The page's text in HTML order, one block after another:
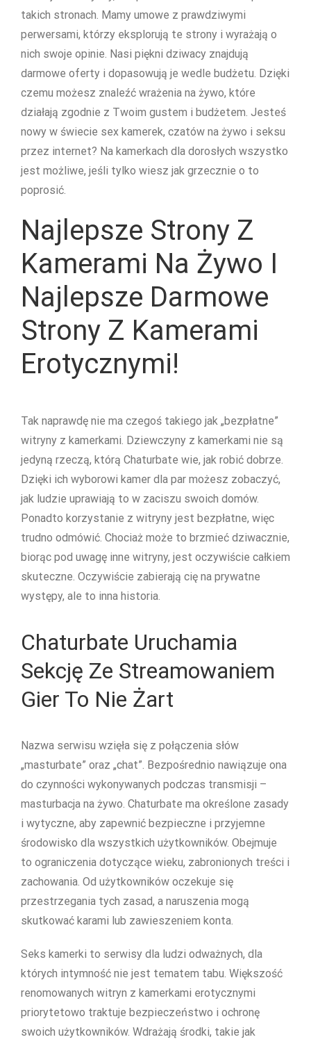
takich stronach. Mamy umowe z prawdziwymi
perwersami, którzy eksplorują te strony i wyrażają o
nich swoje opinie. Nasi piękni dziwacy znajdują
darmowe oferty i dopasowują je wedle budżetu. Dzięki
czemu możesz znaleźć wrażenia na żywo, które
działają zgodnie z Twoim gustem i budżetem. Jesteś
nowy w świecie sex kamerek, czatów na żywo i seksu
przez internet? Na kamerkach dla dorosłych wszystko
jest możliwe, jeśli tylko wiesz jak grzecznie o to
poprosić.
Najlepsze Strony Z
Kamerami Na Żywo I
Najlepsze Darmowe
Strony Z Kamerami
Erotycznymi!
Tak naprawdę nie ma czegoś takiego jak „bezpłatne”
witryny z kamerkami. Dziewczyny z kamerkami nie są
jedyną rzeczą, którą Chaturbate wie, jak robić dobrze.
Dzięki ich wyborowi kamer dla par możesz zobaczyć,
jak ludzie uprawiają to w zaciszu swoich domów.
Ponadto korzystanie z witryny jest bezpłatne, więc
trudno odmówić. Chociaż może to brzmieć dziwacznie,
biorąc pod uwagę inne witryny, jest oczywiście całkiem
skuteczne. Oczywiście zabierają cię na prywatne
występy, ale to inna historia.
Chaturbate Uruchamia
Sekcję Ze Streamowaniem
Gier To Nie Żart
Nazwa serwisu wzięła się z połączenia słów
„masturbate” oraz „chat”. Bezpośrednio nawiązuje ona
do czynności wykonywanych podczas transmisji –
masturbacja na żywo. Chaturbate ma określone zasady
i wytyczne, aby zapewnić bezpieczne i przyjemne
środowisko dla wszystkich użytkowników. Obejmuje
to ograniczenia dotyczące wieku, zabronionych treści i
zachowania. Od użytkowników oczekuje się
przestrzegania tych zasad, a naruszenia mogą
skutkować karami lub zawieszeniem konta.
Seks kamerki to serwisy dla ludzi odważnych, dla
których intymność nie jest tematem tabu. Większość
renomowanych witryn z kamerkami erotycznymi
priorytetowo traktuje bezpieczeństwo i ochronę
swoich użytkowników. Wdrażają środki, takie jak